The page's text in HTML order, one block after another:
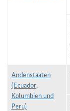
Andenstaaten
(Ecuador,
Kolumbien und
Peru)